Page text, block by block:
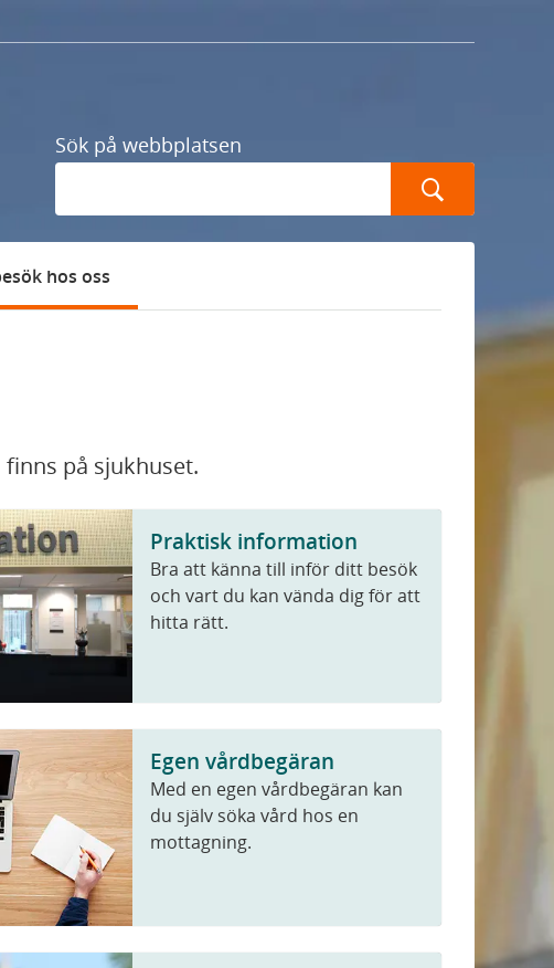
Sök på webbplatsen
hos oss
på sjukhuset.
Praktisk information
Bra att känna till inför ditt besök
och vart du kan vända dig för att
hitta rätt.
Egen vårdbegäran
Med en egen vårdbegäran kan
du själv söka vård hos en
mottagning.